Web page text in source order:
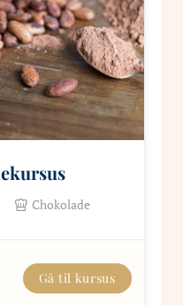
Chokolade
Gå til kursus